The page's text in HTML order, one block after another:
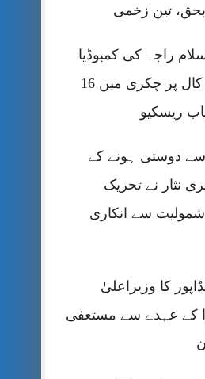
تین زخمی
راجہ کی کمبوڈیا
سے ہنگامی کال پر چکری میں 16
ریسکیو
دوستی ہونے کے
نثار نے تحریک
سے انکاری
کا وزیراعلیٰ
کے عہدے سے مستعفی